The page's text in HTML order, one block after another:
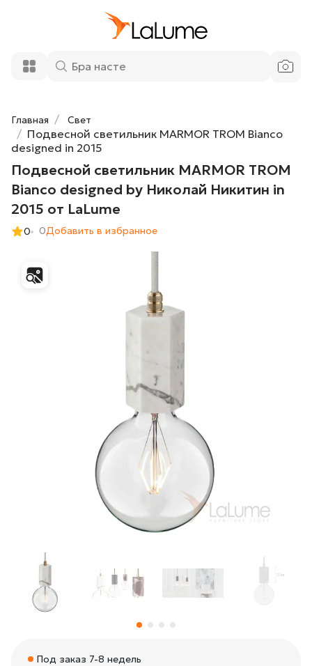
Главная Свет
Подвесной светильник MARMOR TROM Bianco
designed in 2015
Подвесной светильник MARMOR TROM
Bianco designed by Николай Никитин in
2015 от LaLume
0 0Добавить в избранное
Под заказ 7-8 недель
TROM Bianco designed by Николай
Никитин in 2015 от LaLume